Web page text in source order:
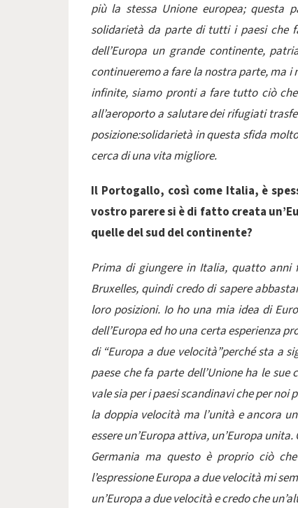
più la stessa Unione europea;
solidarietà da parte di tutti i paesi che
dell’Europa un grande continente,
continueremo a fare la nostra parte, ma
infinite, siamo pronti a fare tutto ciò
all’aeroporto a salutare dei rifugiati
posizione:solidarietà in questa sfida
cerca di una vita migliore.
Il Portogallo, così come Italia, è
vostro parere si è di fatto creata
quelle del sud del continente?
Prima di giungere in Italia, quatto anni
Bruxelles, quindi credo di sapere
loro posizioni. Io ho una mia idea di
dell’Europa ed ho una certa esperienza
di “Europa a due velocità”perché sta a
paese che fa parte dell’Unione ha le
vale sia per i paesi scandinavi che per noi
la doppia velocità ma l’unità e ancora
essere un’Europa attiva, un’Europa
Germania ma questo è proprio ciò
l’espressione Europa a due velocità mi
un’Europa a due velocità e credo che